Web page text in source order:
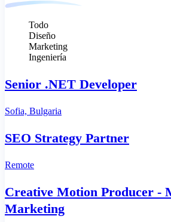
Todo
Diseño
Marketing
Ingeniería
Senior .NET Developer
Sofia, Bulgaria
SEO Strategy Partner
Remote
Creative Motion Producer -
Marketing